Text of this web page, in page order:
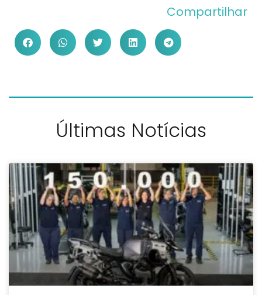
Compartilhar
Últimas Notícias